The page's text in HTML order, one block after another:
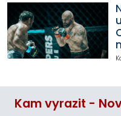
Kam vyrazit -